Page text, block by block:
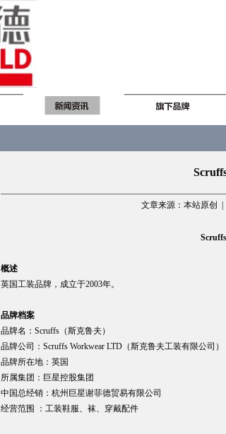
文章来源：本站原创 |
Scruffs
概述
英国工装品牌，成立于2003年。
品牌档案
品牌名：Scruffs（斯克鲁夫）
品牌公司：Scruffs Workwear LTD（斯克鲁夫工装有限公司）
品牌所在地：英国
所属集团：巨星控股集团
中国总经销：杭州巨星谢菲德贸易有限公司
经营范围 ：工装鞋服、袜、穿戴配件